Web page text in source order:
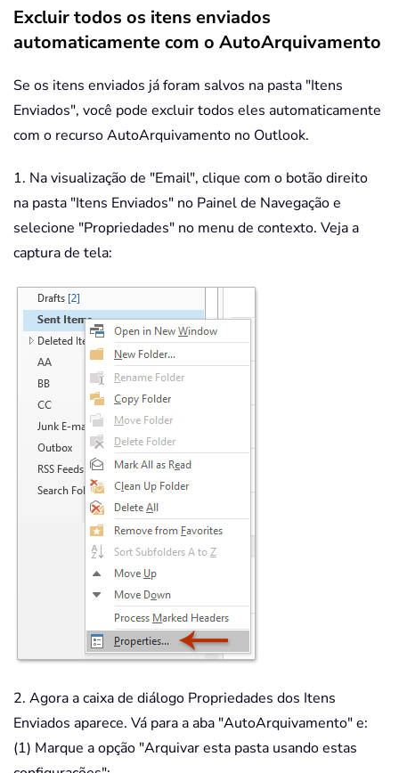
Excluir todos os itens enviados
automaticamente com o AutoArquivamento
Se os itens enviados já foram salvos na pasta "Itens
Enviados", você pode excluir todos eles automaticamente
com o recurso AutoArquivamento no Outlook.
1. Na visualização de "Email", clique com o botão direito
na pasta "Itens Enviados" no Painel de Navegação e
selecione "Propriedades" no menu de contexto. Veja a
captura de tela:
2. Agora a caixa de diálogo Propriedades dos Itens
Enviados aparece. Vá para a aba "AutoArquivamento" e:
(1) Marque a opção "Arquivar esta pasta usando estas